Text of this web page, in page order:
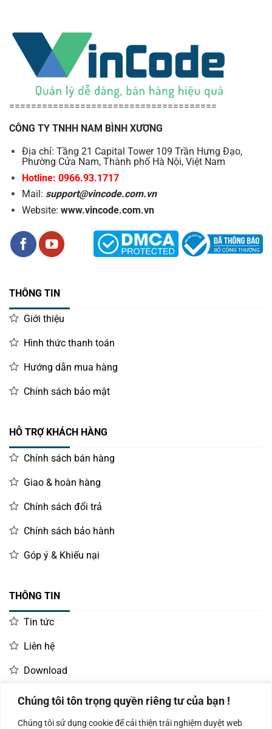
Chúng tôi tôn trọng quyền riêng tư của bạn !
Chúng tôi sử dụng cookie để cải thiện trải nghiệm duyệt web
======================================
CÔNG TY TNHH NAM BÌNH XƯƠNG
Địa chỉ: Tầng 21 Capital Tower 109 Trần Hưng Đạo,
Phường Cửa Nam, Thành phố Hà Nội, Việt Nam
Hotline: 0966.93.1717
Mail: support@vincode.com.vn
Website: www.vincode.com.vn
THÔNG TIN
Giới thiệu
Hình thức thanh toán
Hướng dẫn mua hàng
Chính sách bảo mật
HỖ TRỢ KHÁCH HÀNG
Chính sách bán hàng
Giao & hoàn hàng
Chính sách đổi trả
Chính sách bảo hành
Góp ý & Khiếu nại
THÔNG TIN
Tin tức
Liên hệ
Download
LIÊN HỆ MUA HÀNG